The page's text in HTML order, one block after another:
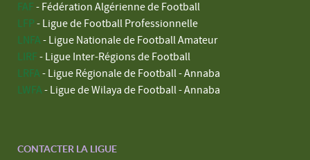
FAF - Fédération Algérienne de Football
LFP - Ligue de Football Professionnelle
LNFA - Ligue Nationale de Football Amateur
LIRF - Ligue Inter-Régions de Football
LRFA - Ligue Régionale de Football - Annaba
LWFA - Ligue de Wilaya de Football - Annaba
CONTACTER LA LIGUE